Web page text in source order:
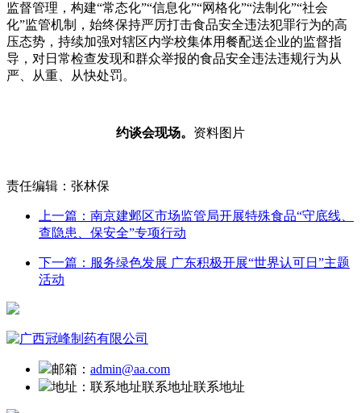
监督管理，构建“常态化”“信息化”“网格化”“法制化”“社会
化”监管机制，始终保持严厉打击食品安全违法犯罪行为的高
压态势，持续加强对辖区内学校集体用餐配送企业的监督指
导，对日常检查发现和群众举报的食品安全违法违规行为从
严、从重、从快处罚。
约谈会现场。 资料图片
责任编辑：张林保
上一篇：南京建邺区市场监管局开展特殊食品“守底线、
查隐患、保安全”专项行动
下一篇：服务绿色发展 广东积极开展“世界认可日”主题
活动
邮箱： admin@aa.com
地址： 联系地址联系地址联系地址